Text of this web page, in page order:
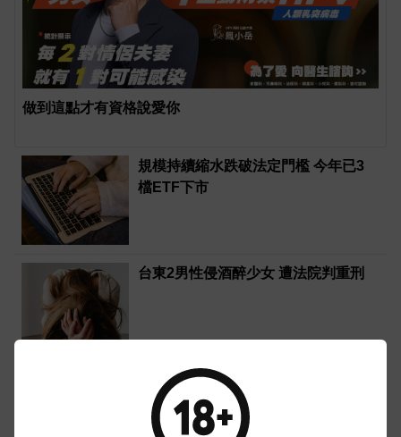
做到這點才有資格說愛你
規模持續縮水跌破法定門檻 今年已3
檔ETF下市
台東2男性侵酒醉少女 遭法院判重刑
新／國1林口段大貨車撞轎車 撞分隔
島無人傷